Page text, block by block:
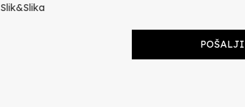
Slik&Slika
POŠALJI